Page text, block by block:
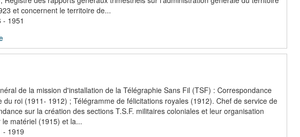
et concernent le territoire de...
1951
de la mission d'installation de la Télégraphie Sans Fil (TSF) : Correspondance
roi (1911- 1912) ; Télégramme de félicitations royales (1912). Chef de service de
sur la création des sections T.S.F. militaires coloniales et leur organisation
matériel (1915) et la...
- 1919